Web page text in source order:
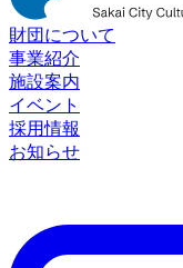
財団について
事業紹介
施設案内
イベント
採用情報
お知らせ